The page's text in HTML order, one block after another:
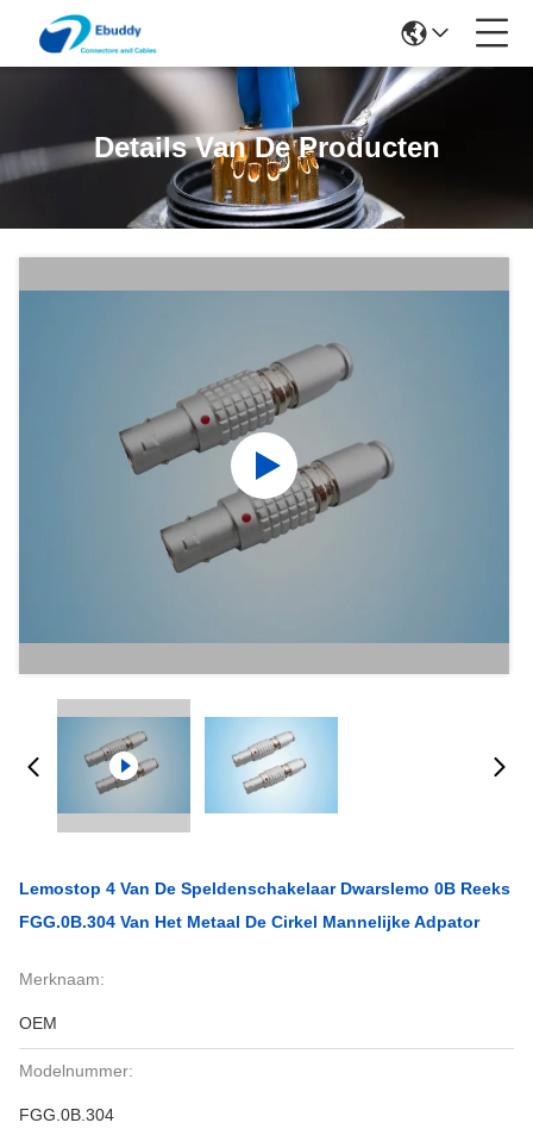
Details Van De Producten
Lemostop 4 Van De Speldenschakelaar Dwarslemo 0B Reeks
FGG.0B.304 Van Het Metaal De Cirkel Mannelijke Adpator
Merknaam:
OEM
Modelnummer:
FGG.0B.304